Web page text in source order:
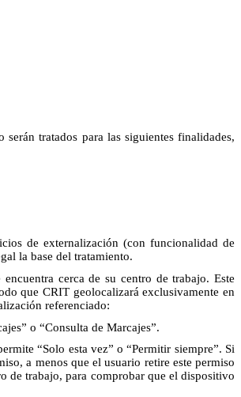
tratados para las siguientes finalidades,
de externalización (con funcionalidad de
la base del tratamiento.
cerca de su centro de trabajo. Este
que CRIT geolocalizará exclusivamente en
referenciado:
o “Consulta de Marcajes”.
“Solo esta vez” o “Permitir siempre”. Si
a menos que el usuario retire este permiso
de trabajo, para comprobar que el dispositivo